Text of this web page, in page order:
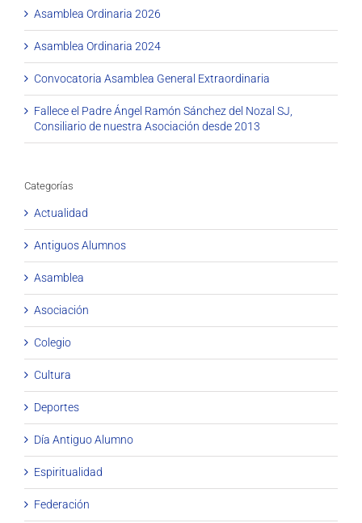
Asamblea Ordinaria 2026
Asamblea Ordinaria 2024
Convocatoria Asamblea General Extraordinaria
Fallece el Padre Ángel Ramón Sánchez del Nozal SJ,
Consiliario de nuestra Asociación desde 2013
Categorías
Actualidad
Antiguos Alumnos
Asamblea
Asociación
Colegio
Cultura
Deportes
Día Antiguo Alumno
Espiritualidad
Federación